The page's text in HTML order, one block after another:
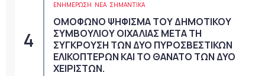
ΕΝΗΜΕΡΩΣΗ ΝΈΑ ΣΗΜΑΝΤΙΚΆ
ΟΜΟΦΩΝΟ ΨΗΦΙΣΜΑ ΤΟΥ ΔΗΜΟΤΙΚΟΥ
ΣΥΜΒΟΥΛΙΟΥ ΟΙΧΑΛΙΑΣ ΜΕΤΑ ΤΗ
ΣΥΓΚΡΟΥΣΗ ΤΩΝ ΔΥΟ ΠΥΡΟΣΒΕΣΤΙΚΩΝ
ΕΛΙΚΟΠΤΕΡΩΝ ΚΑΙ ΤΟ ΘΑΝΑΤΟ ΤΩΝ ΔΥΟ
ΧΕΙΡΙΣΤΩΝ.